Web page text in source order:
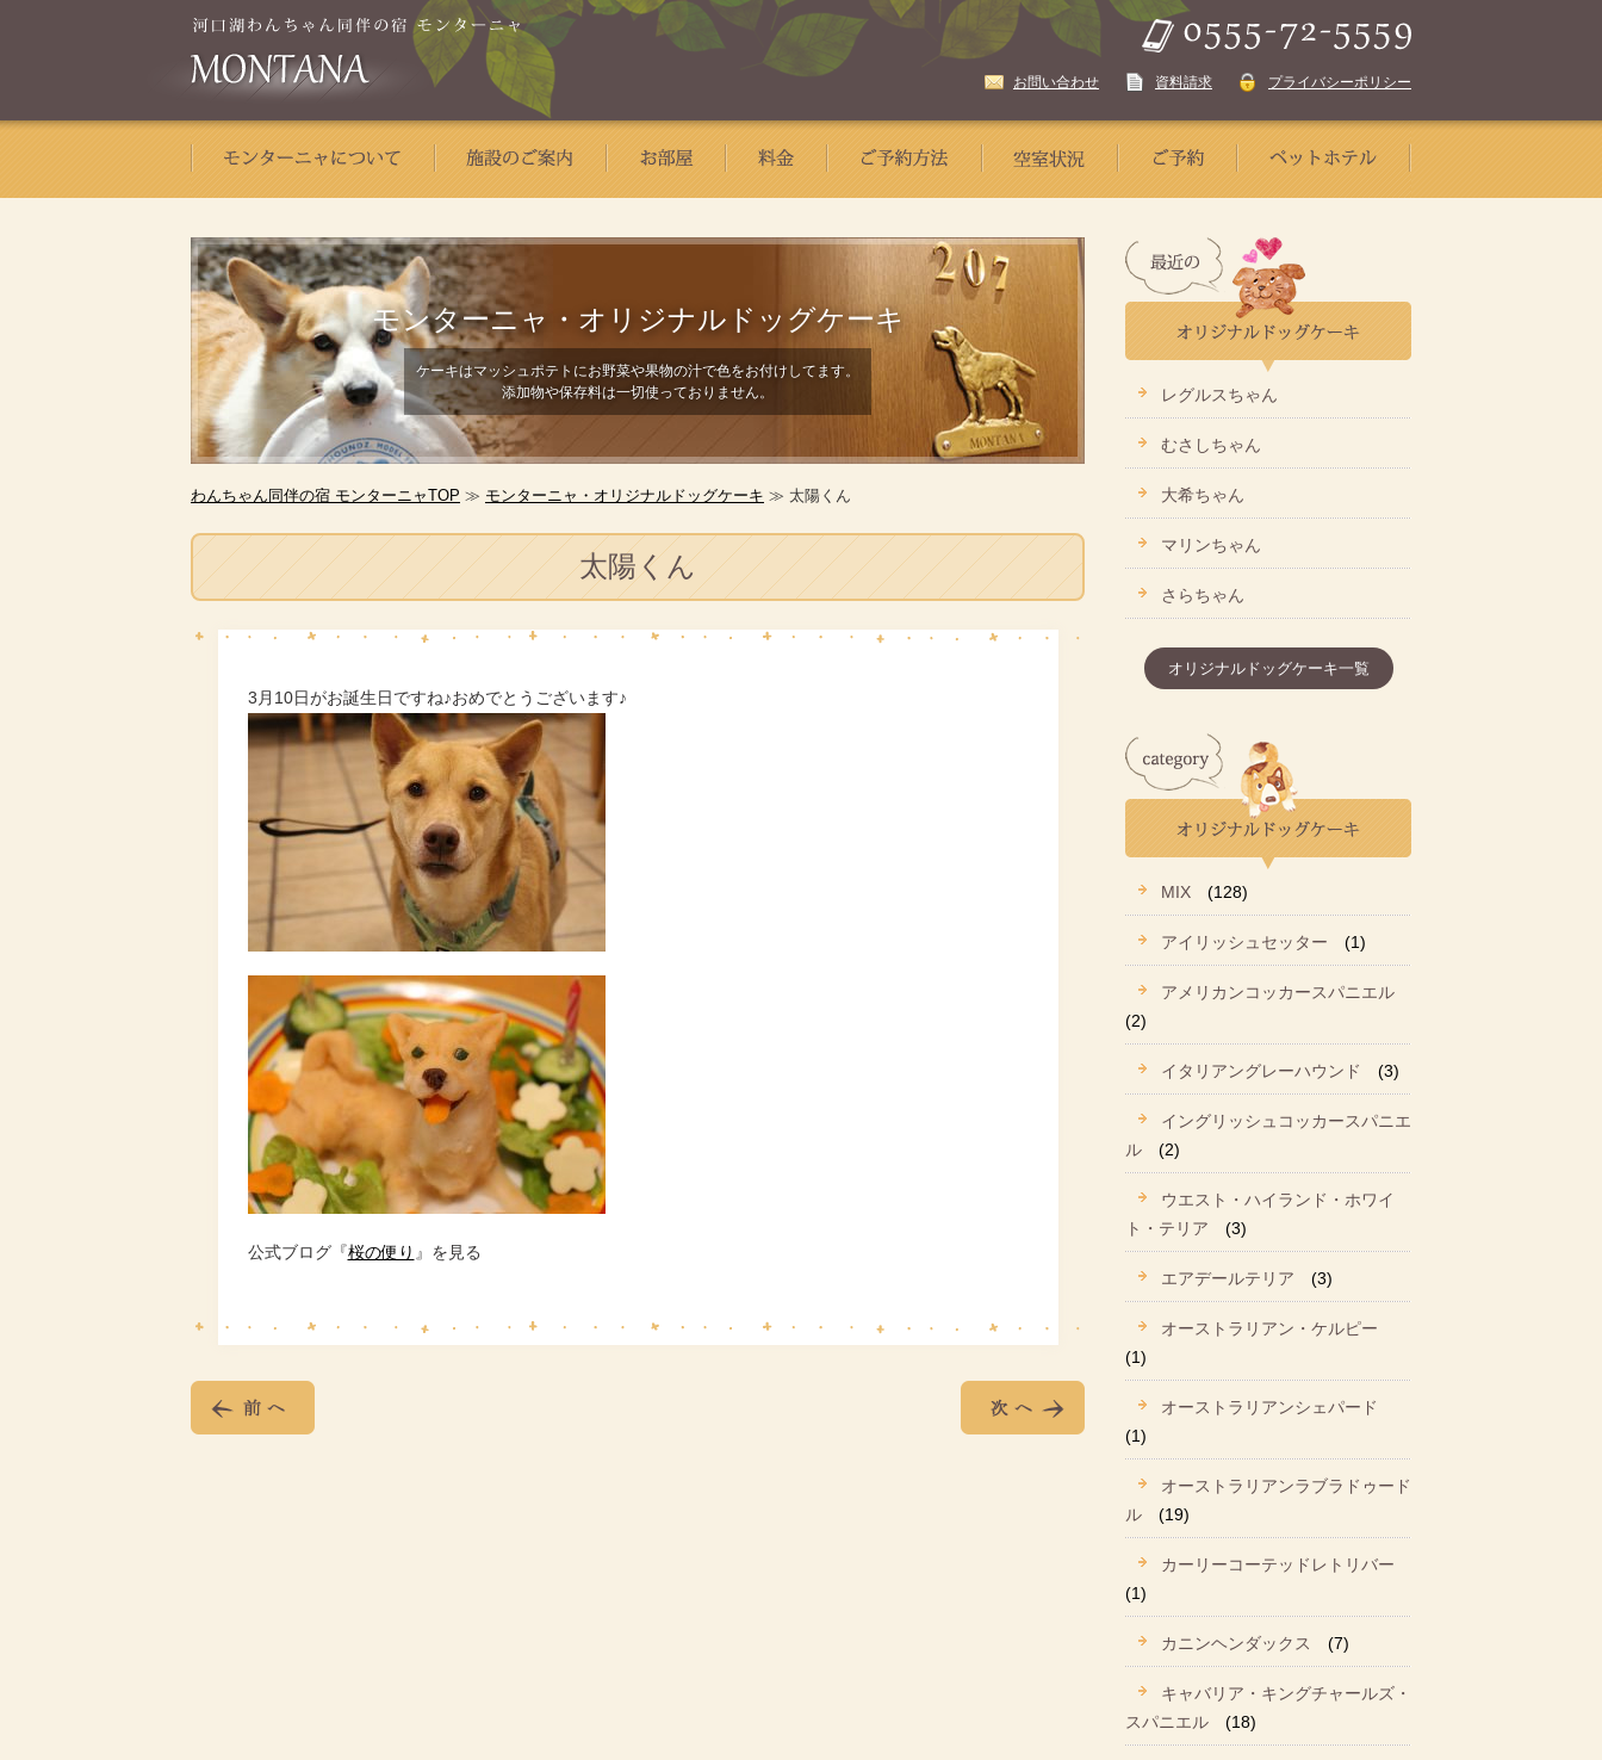
お問い合わせ 資料請求 プライバシーポリシー
モンターニャ・ オリジナルドッグケーキ
ケーキはマッシュポテトにお野菜や果物の汁で色をお付けしてます。
添加物や保存料は一切使っておりません。
わんちゃん同伴の宿 モンターニャTOP ≫ モンターニャ・オリジナルドッグケーキ ≫ 太陽くん
太陽くん
3月10日がお誕生日ですね♪おめでとうございます♪
公式ブログ『桜の便り 』を見る
レグルスちゃん
むさしちゃん
大希ちゃん
マリンちゃん
さらちゃん
オリジナルドッグケーキ一覧
MIX (128)
アイリッシュセッター (1)
アメリカンコッカースパニエル
(2)
イタリアングレーハウンド (3)
イングリッシュコッカースパニエ
ル
(2)
ウエスト・ハイランド・ホワイ
ト・テリア
(3)
エアデールテリア (3)
オーストラリアン・ケルピー
(1)
オーストラリアンシェパード
(1)
オーストラリアンラブラドゥード
ル
(19)
カーリーコーテッドレトリバー
(1)
カニンヘンダックス (7)
キャバリア・キングチャールズ・
スパニエル
(18)